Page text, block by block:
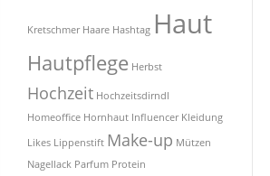
Kretschmer Haare Hashtag Haut
Hautpflege Herbst
Hochzeit Hochzeitsdirndl
Homeoffice Hornhaut Influencer Kleidung
Likes Lippenstift Make-up Mützen
Nagellack Parfum Protein